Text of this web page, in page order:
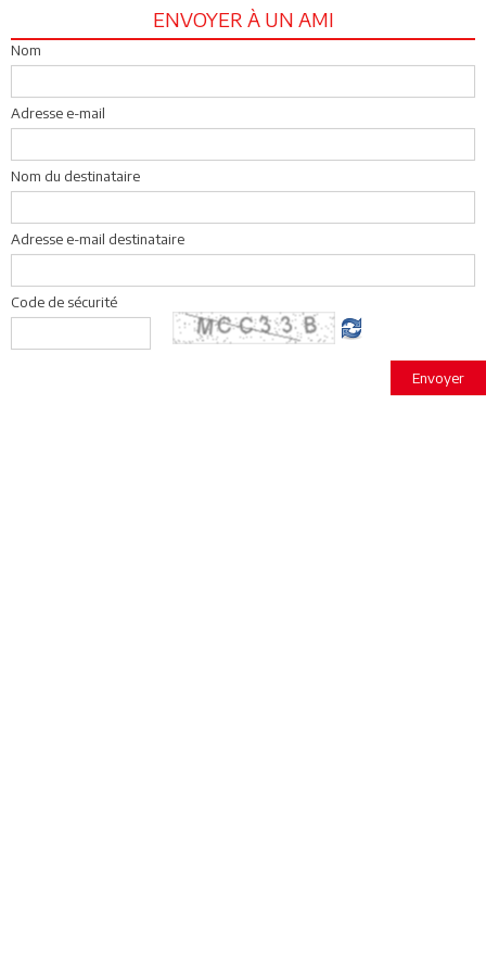
ENVOYER À UN AMI
Nom
Adresse e-mail
Nom du destinataire
Adresse e-mail destinataire
Code de sécurité
Envoyer